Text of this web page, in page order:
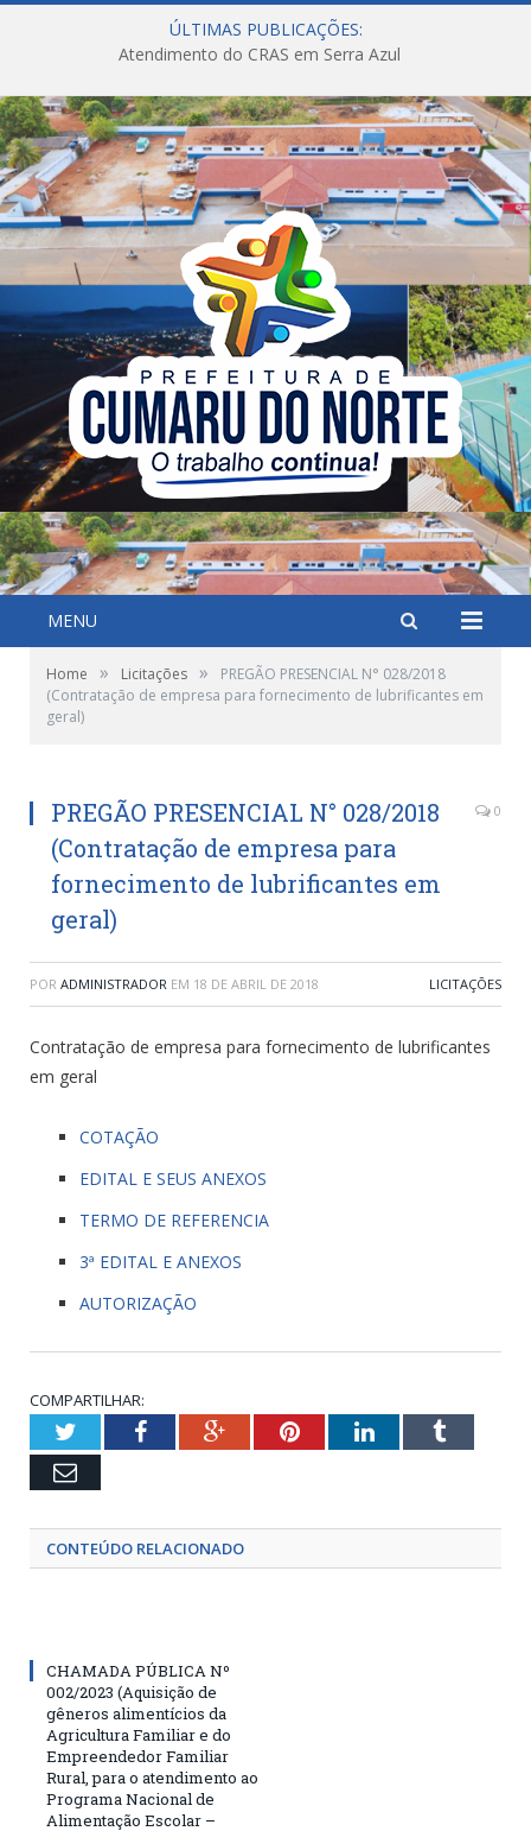
ÚLTIMAS PUBLICAÇÕES:
Atendimento do CRAS em Serra Azul
MENU
Home » Licitações »
PREGÃO PRESENCIAL N° 028/2018
(Contratação de empresa para fornecimento de lubrificantes em
geral)
PREGÃO PRESENCIAL N° 028/2018
(Contratação de empresa para
fornecimento de lubrificantes em
geral)
0
POR ADMINISTRADOR EM 18 DE ABRIL DE 2018 LICITAÇÕES
Contratação de empresa para fornecimento de lubrificantes
em geral
COTAÇÃO
EDITAL E SEUS ANEXOS
TERMO DE REFERENCIA
3ª EDITAL E ANEXOS
AUTORIZAÇÃO
COMPARTILHAR:
TwitterFacebookGoogle+PinterestLinkedInTumblr
Email
CONTEÚDO RELACIONADO
CHAMADA PÚBLICA Nº
002/2023 (Aquisição de
gêneros alimentícios da
Agricultura Familiar e do
Empreendedor Familiar
Rural, para o atendimento ao
Programa Nacional de
Alimentação Escolar –